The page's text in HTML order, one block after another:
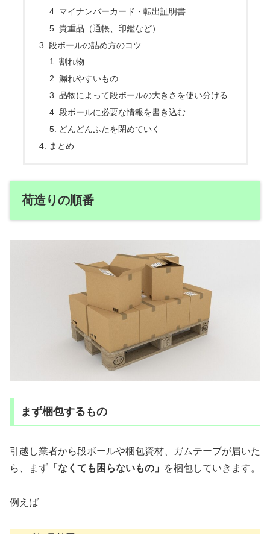
マイナンバーカード・転出証明書
貴重品（通帳、印鑑など）
段ボールの詰め方のコツ
割れ物
漏れやすいもの
品物によって段ボールの大きさを使い分ける
段ボールに必要な情報を書き込む
どんどんふたを閉めていく
まとめ
荷造りの順番
まず梱包するもの
引越し業者から段ボールや梱包資材、ガムテープが届いた
ら、まず 「なくても困らないもの」 を梱包していきます。
例えば